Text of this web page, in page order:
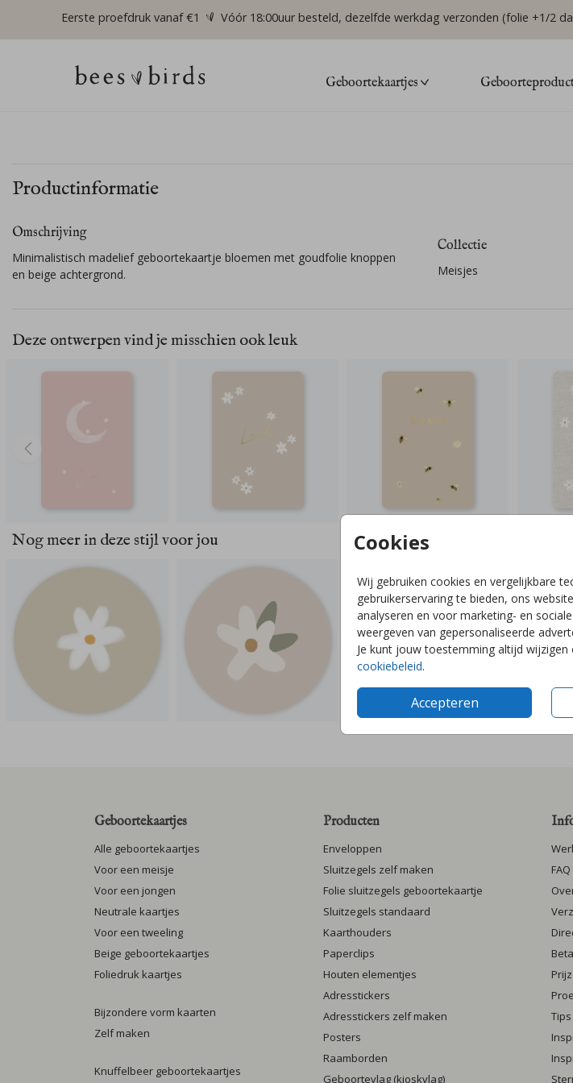
Eerste proefdruk vanaf €1 Vóór 18:00uur besteld, dezelfde werkdag verzonden (folie +1/2
Geboortekaartjes
Cookies
Wij gebruiken cookies en vergelijkbare
gebruikerservaring te bieden, ons
analyseren en voor marketing- en
weergeven van gepersonaliseerde
Je kunt jouw toestemming altijd
cookiebeleid.
Accepteren
Productinformatie
Omschrijving
Minimalistisch madelief geboortekaartje bloemen met goudfolie knoppen
en beige achtergrond.
Collectie
Meisjes
Deze ontwerpen vind je misschien ook leuk
Nog meer in deze stijl voor jou
Geboortekaartjes
Alle geboortekaartjes
Voor een meisje
Voor een jongen
Neutrale kaartjes
Voor een tweeling
Beige geboortekaartjes
Foliedruk kaartjes
Bijzondere vorm kaarten
Zelf maken
Knuffelbeer geboortekaartjes
Producten
Enveloppen
Sluitzegels zelf maken
Folie sluitzegels geboortekaartje
Sluitzegels standaard
Kaarthouders
Paperclips
Houten elementjes
Adresstickers
Adresstickers zelf maken
Posters
Raamborden
Geboortevlag (kioskvlag)
FAQ